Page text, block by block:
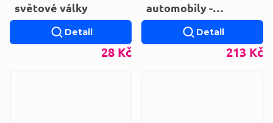
světové války
28 Kč
Detail
automobily -
historie, technika,
rozdělení, úpravy
213 Kč
Detail